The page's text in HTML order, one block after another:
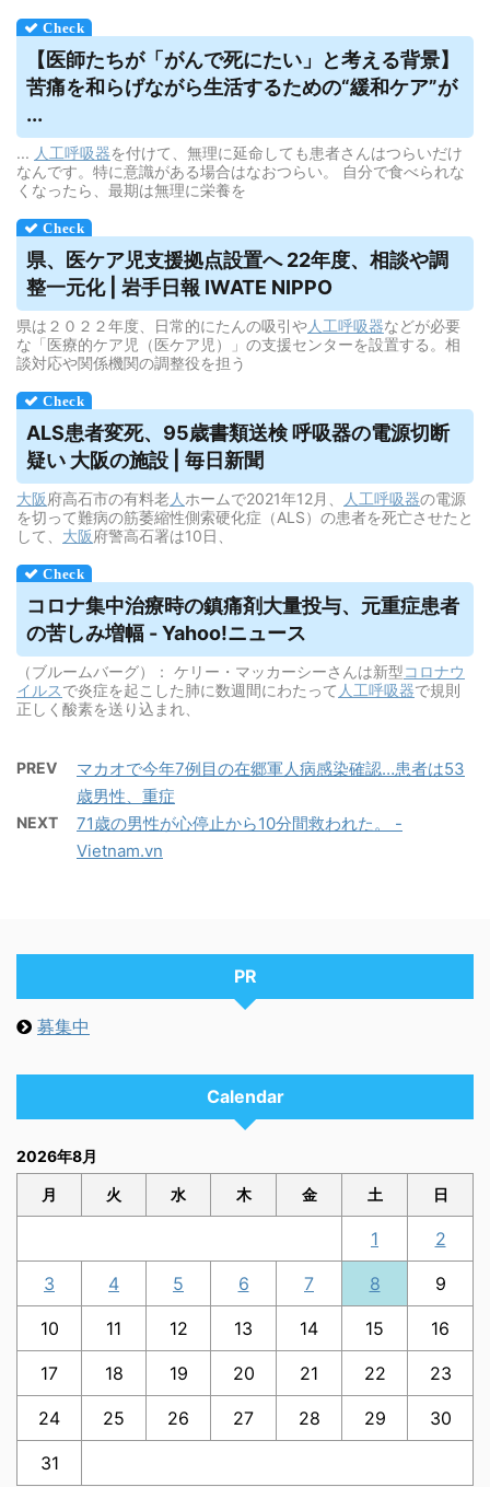
【医師たちが「がんで死にたい」と考える背景】
苦痛を和らげながら生活するための“緩和ケア”が
...
... 人工呼吸器を付けて、無理に延命しても患者さんはつらいだけ
なんです。特に意識がある場合はなおつらい。 自分で食べられな
くなったら、最期は無理に栄養を
県、医ケア児支援拠点設置へ 22年度、相談や調
整一元化 | 岩手日報 IWATE NIPPO
県は２０２２年度、日常的にたんの吸引や人工呼吸器などが必要
な「医療的ケア児（医ケア児）」の支援センターを設置する。相
談対応や関係機関の調整役を担う
ALS患者変死、95歳書類送検 呼吸器の電源切断
疑い 大阪の施設 | 毎日新聞
大阪府高石市の有料老人 ホームで2021年12月、 人工呼吸器の電源
を切って難病の筋萎縮性側索硬化症（ALS）の患者を死亡させたと
して、 大阪府警高石署は10日、
コロナ集中治療時の鎮痛剤大量投与、元重症患者
の苦しみ増幅 - Yahoo!ニュース
（ブルームバーグ）： ケリー・マッカーシーさんは新型コロナウ
イルスで炎症を起こした肺に数週間にわたって 人工呼吸器で規則
正しく酸素を送り込まれ、
PREV
マカオで今年7例目の在郷軍人病感染確認…患者は53
歳男性、重症
NEXT
71歳の男性が心停止から10分間救われた。 -
Vietnam.vn
PR
募集中
Calendar
2026年8月
月 火 水 木 金 土 日
1 2
3 4 5 6 7 8 9
10 11 12 13 14 15 16
17 18 19 20 21 22 23
24 25 26 27 28 29 30
31